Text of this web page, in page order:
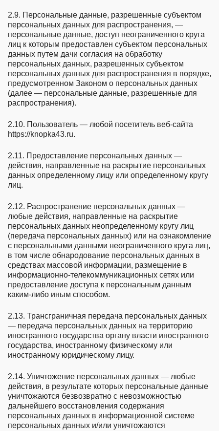
2.9. Персональные данные, разрешенные субъектом
персональных данных для распространения, —
персональные данные, доступ неограниченного круга
лиц к которым предоставлен субъектом персональных
данных путем дачи согласия на обработку
персональных данных, разрешенных субъектом
персональных данных для распространения в порядке,
предусмотренном Законом о персональных данных
(далее — персональные данные, разрешенные для
распространения).
2.10. Пользователь — любой посетитель веб-сайта
https://knopka43.ru.
2.11. Предоставление персональных данных —
действия, направленные на раскрытие персональных
данных определенному лицу или определенному кругу
лиц.
2.12. Распространение персональных данных —
любые действия, направленные на раскрытие
персональных данных неопределенному кругу лиц
(передача персональных данных) или на ознакомление
с персональными данными неограниченного круга лиц,
в том числе обнародование персональных данных в
средствах массовой информации, размещение в
информационно-телекоммуникационных сетях или
предоставление доступа к персональным данным
каким-либо иным способом.
2.13. Трансграничная передача персональных данных
— передача персональных данных на территорию
иностранного государства органу власти иностранного
государства, иностранному физическому или
иностранному юридическому лицу.
2.14. Уничтожение персональных данных — любые
действия, в результате которых персональные данные
уничтожаются безвозвратно с невозможностью
дальнейшего восстановления содержания
персональных данных в информационной системе
персональных данных и/или уничтожаются